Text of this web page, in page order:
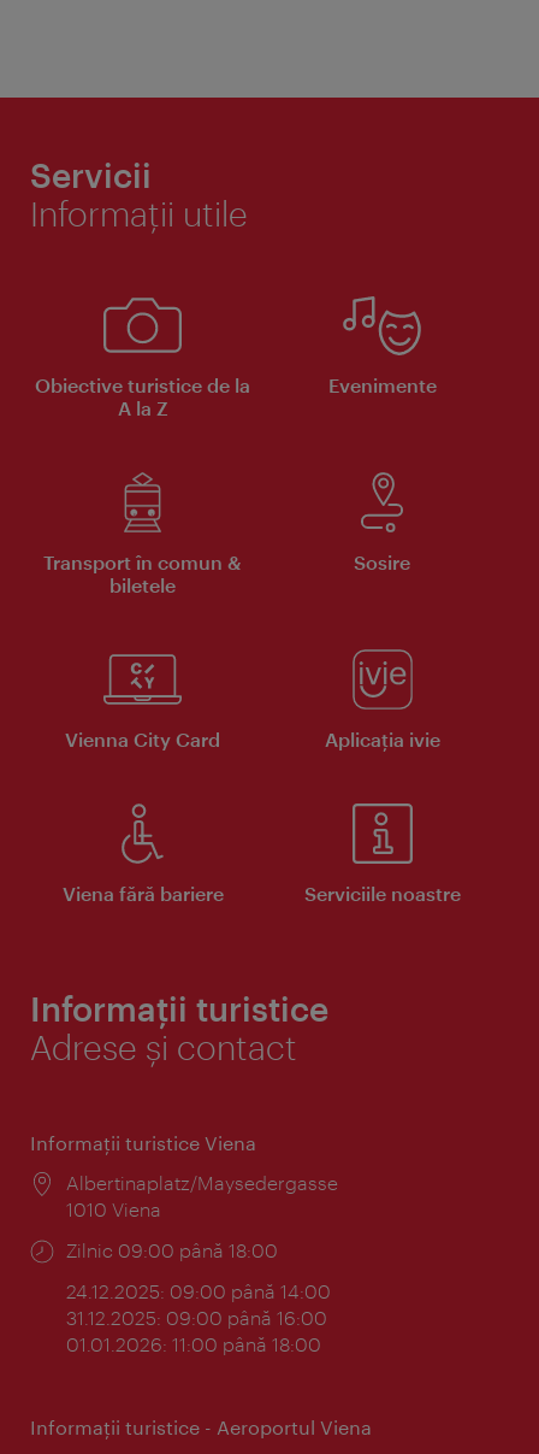
Servicii
Informaţii utile
Obiective turistice de la
A la Z
Evenimente
Transport în comun &
biletele
Sosire
Vienna City Card Aplicaţia ivie
Viena fără bariere Serviciile noastre
Informații turistice
Adrese și contact
Informaţii turistice Viena
Locul:
Albertinaplatz/Maysedergasse
1010 Viena
Program:
Zilnic 09:00 până 18:00
24.12.2025: 09:00 până 14:00
31.12.2025: 09:00 până 16:00
01.01.2026: 11:00 până 18:00
Informaţii turistice - Aeroportul Viena